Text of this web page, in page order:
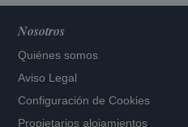
Nosotros
Quiénes somos
Aviso Legal
Configuración de Cookies
Propietarios alojamientos